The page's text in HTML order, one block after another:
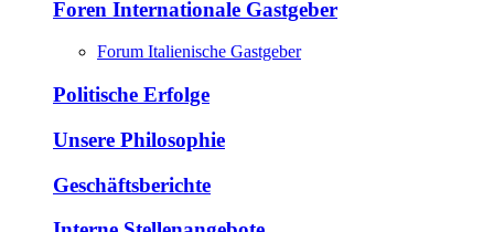
Foren Internationale Gastgeber
Forum Italienische Gastgeber
Politische Erfolge
Unsere Philosophie
Geschäftsberichte